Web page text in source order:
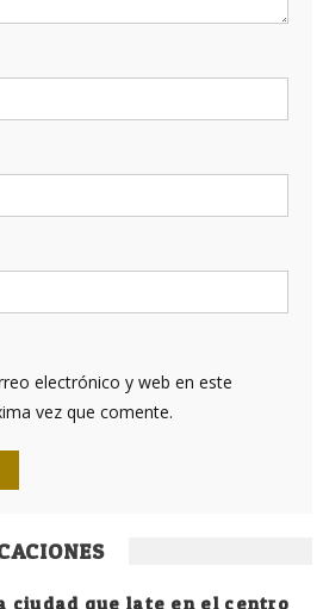
electrónico y web en este
vez que comente.
ciudad que late en el centro